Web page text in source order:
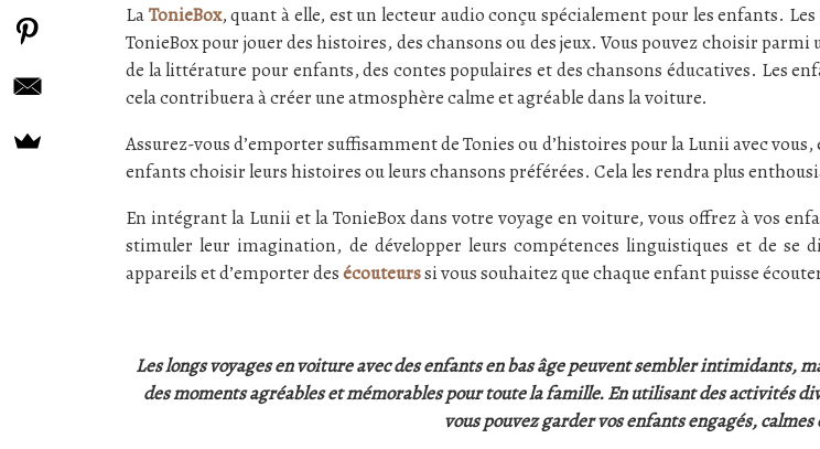
LaTonieBox, quant à elle, est un lecteur audio conçu spécialement pour les enfants.
TonieBox pour jouer des histoires, des chansons ou des jeux. Vous pouvez choisir
de la littérature pour enfants, des contes populaires et des chansons éducatives. Les
cela contribuera à créer une atmosphère calme et agréable dans la voiture.
Assurez-vous d’emporter suffisamment de Tonies ou d’histoires pour la Lunii avec
enfants choisir leurs histoires ou leurs chansons préférées. Cela les rendra plus
En intégrant la Lunii et la TonieBox dans votre voyage en voiture, vous offrez à vos
stimuler leur imagination, de développer leurs compétences linguistiques et de se
appareils et d’emporter desécouteurssi vous souhaitez que chaque enfant puisse
Les longs voyages en voiture avec des enfants en bas âge peuvent sembler intimidants,
des moments agréables et mémorables pour toute la famille. En utilisant des activités
vous pouvez garder vos enfants engagés,